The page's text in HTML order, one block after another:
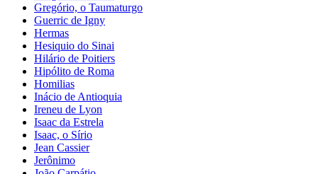
Gregório, o Taumaturgo
Guerric de Igny
Hermas
Hesiquio do Sinai
Hilário de Poitiers
Hipólito de Roma
Homilias
Inácio de Antioquia
Ireneu de Lyon
Isaac da Estrela
Isaac, o Sírio
Jean Cassier
Jerônimo